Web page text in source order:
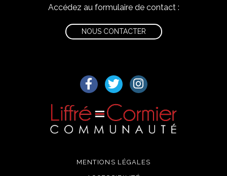
Accédez au formulaire de contact :
NOUS CONTACTER
Lien vers le compte Facebook
Lien vers le compte Twitter
Lien vers le compte
MENTIONS LÉGALES